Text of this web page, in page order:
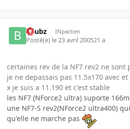
beubz INpactien
Posté(e) le 23 avril 200521 a
certaines rev de la NF7 rev2 ne sont
je ne depassais pas 11.5x170 avec
x je suis a 11.190 et c'est stable
les NF7 (NForce2 ultra) suporte
une NF7-S rev2(NForce2 ultra400)
qu'elle ne marche pas